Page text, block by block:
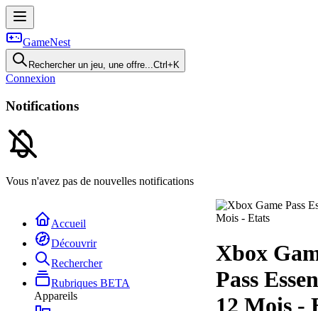
GameNest
Rechercher un jeu, une offre...Ctrl+K
Connexion
Notifications
Vous n'avez pas de nouvelles notifications
Accueil
Découvrir
Rechercher
Rubriques BETA
Appareils
Xbox
Pass
12 Mois -